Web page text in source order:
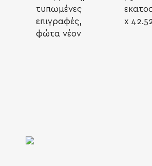
τυπωμένες
επιγραφές,
φώτα νέον
x